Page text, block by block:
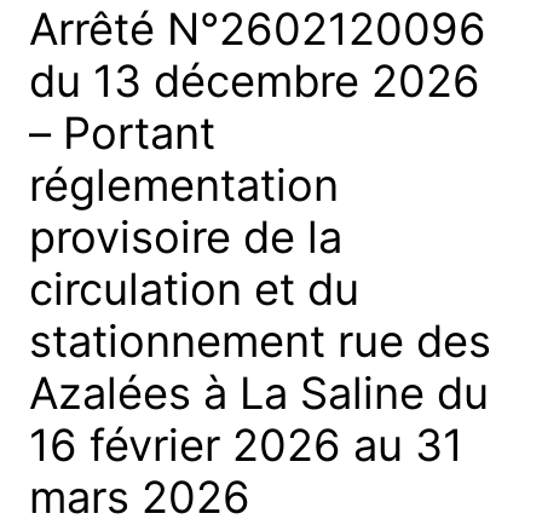
Arrêté N°2602120096
du 13 décembre 2026
– Portant
réglementation
provisoire de la
circulation et du
stationnement rue des
Azalées à La Saline du
16 février 2026 au 31
mars 2026